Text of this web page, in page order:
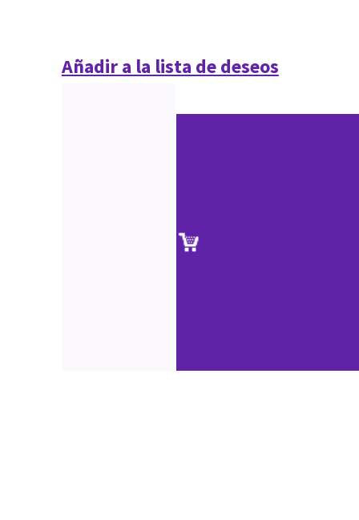
Añadir a la lista de deseos